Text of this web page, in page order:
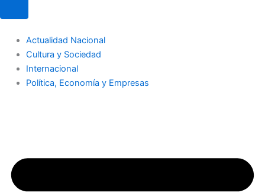
Actualidad Nacional
Cultura y Sociedad
Internacional
Política, Economía y Empresas